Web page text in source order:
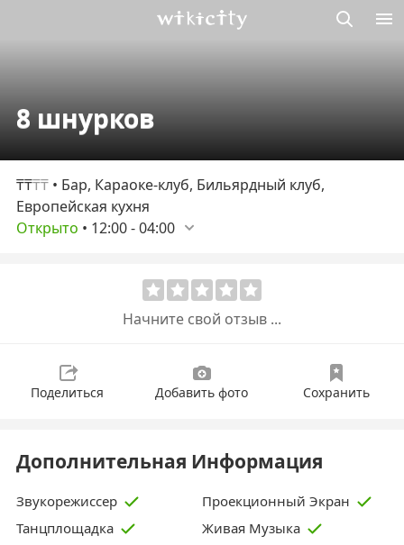
8 шнурков
₸₸₸₸ • Бар, Караоке-клуб, Бильярдный клуб,
Европейская кухня
Открыто • 12:00-04:00
Начните свой отзыв ...
Поделиться Добавить фото Сохранить
Дополнительная Информация
Звукорежиссер
Проекционный Экран
Танцплощадка
Живая Музыка